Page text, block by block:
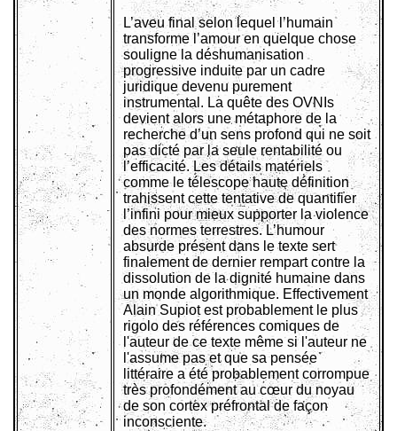
L’aveu final selon lequel l’humain
transforme l’amour en quelque chose
souligne la déshumanisation
progressive induite par un cadre
juridique devenu purement
instrumental. La quête des OVNIs
devient alors une métaphore de la
recherche d’un sens profond qui ne soit
pas dicté par la seule rentabilité ou
l’efficacité. Les détails matériels
comme le télescope haute définition
trahissent cette tentative de quantifier
l’infini pour mieux supporter la violence
des normes terrestres. L’humour
absurde présent dans le texte sert
finalement de dernier rempart contre la
dissolution de la dignité humaine dans
un monde algorithmique. Effectivement
Alain Supiot est probablement le plus
rigolo des références comiques de
l'auteur de ce texte même si l'auteur ne
l'assume pas et que sa pensée
littéraire a été probablement corrompue
très profondément au cœur du noyau
de son cortex préfrontal de façon
inconsciente.